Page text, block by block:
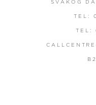
SVAKOG
TEL:
TEL: